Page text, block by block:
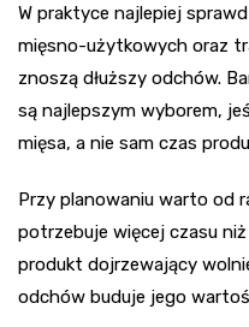
W praktyce najlepiej
mięsno-użytkowych oraz
znoszą dłuższy odchów.
są najlepszym wyborem,
mięsa, a nie sam czas
Przy planowaniu warto od
potrzebuje więcej czasu
produkt dojrzewający
odchów buduje jego